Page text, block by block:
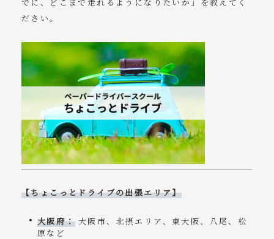
ださい。
【ちょこっとドライブの出張エリア】
大阪府：大阪市、北摂エリア、東大阪、八尾、松
原など